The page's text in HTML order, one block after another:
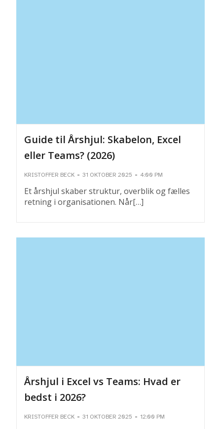
Guide til Årshjul: Skabelon, Excel
eller Teams? (2026)
KRISTOFFER BECK - 31 OKTOBER 2025 - 4:00 PM
Et årshjul skaber struktur, overblik og fælles
retning i organisationen. Når[…]
Årshjul i Excel vs Teams: Hvad er
bedst i 2026?
KRISTOFFER BECK - 31 OKTOBER 2025 - 12:00 PM